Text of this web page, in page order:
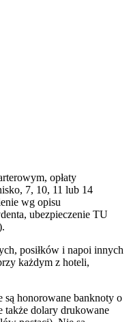
opłaty
7, 10, 11 lub 14
wg opisu
ubezpieczenie TU
posiłków i napoi innych
każdym z hoteli,
honorowane banknoty o
także dolary drukowane